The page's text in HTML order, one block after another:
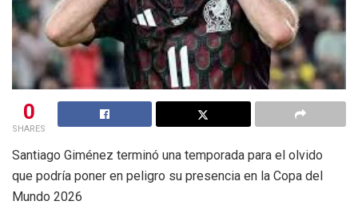
0
SHARES
Santiago Giménez terminó una temporada para el olvido
que podría poner en peligro su presencia en la Copa del
Mundo 2026